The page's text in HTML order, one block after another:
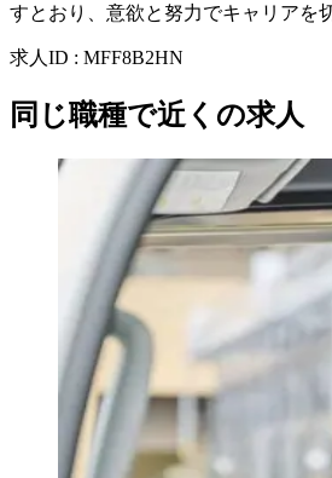
すとおり、意欲と努力でキャリアを
求人ID : MFF8B2HN
同じ職種で近くの求人